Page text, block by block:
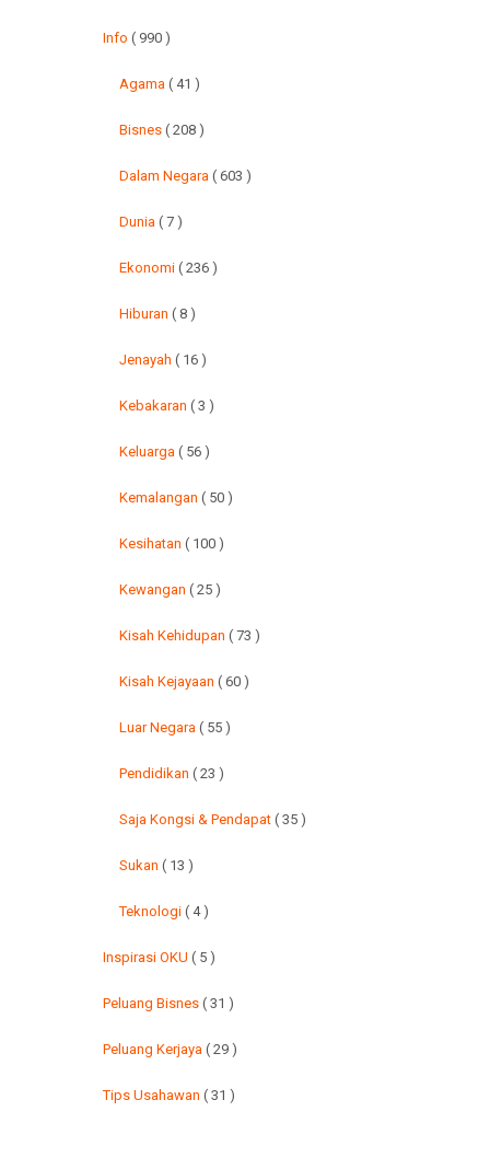
Info ( 990 )
Agama ( 41 )
Bisnes ( 208 )
Dalam Negara ( 603 )
Dunia ( 7 )
Ekonomi ( 236 )
Hiburan ( 8 )
Jenayah ( 16 )
Kebakaran ( 3 )
Keluarga ( 56 )
Kemalangan ( 50 )
Kesihatan ( 100 )
Kewangan ( 25 )
Kisah Kehidupan ( 73 )
Kisah Kejayaan ( 60 )
Luar Negara ( 55 )
Pendidikan ( 23 )
Saja Kongsi & Pendapat ( 35 )
Sukan ( 13 )
Teknologi ( 4 )
Inspirasi OKU ( 5 )
Peluang Bisnes ( 31 )
Peluang Kerjaya ( 29 )
Tips Usahawan ( 31 )